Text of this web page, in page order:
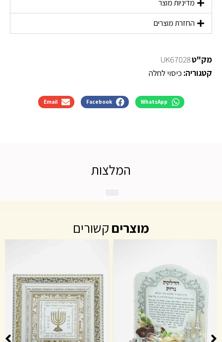
מדיניות מוצר
החזרת מוצרים
מק"טUK67028
קטגוריה: כיסוי לחלה
WhatsApp
Facebook
Email
המלצות
מוצריםקשורים